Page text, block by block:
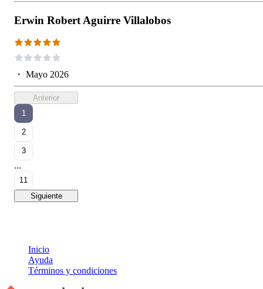
Erwin Robert Aguirre Villalobos
・ Mayo 2026
Anterior
1
2
3
...
11
Siguiente
Inicio
Ayuda
Términos y condiciones